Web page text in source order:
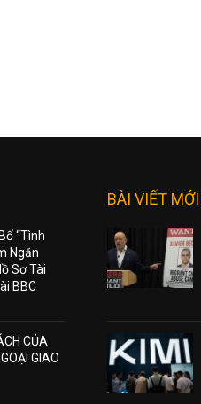
“Tình
Ngăn
Sơ Tài
BBC
CỦA
GIAO
BÀI VIẾT